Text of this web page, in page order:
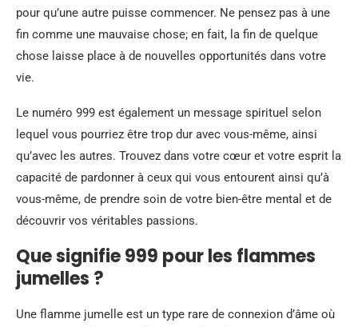
pour qu’une autre puisse commencer. Ne pensez pas à une
fin comme une mauvaise chose; en fait, la fin de quelque
chose laisse place à de nouvelles opportunités dans votre
vie.
Le numéro 999 est également un message spirituel selon
lequel vous pourriez être trop dur avec vous-même, ainsi
qu’avec les autres. Trouvez dans votre cœur et votre esprit la
capacité de pardonner à ceux qui vous entourent ainsi qu’à
vous-même, de prendre soin de votre bien-être mental et de
découvrir vos véritables passions.
Que signifie 999 pour les flammes
jumelles ?
Une flamme jumelle est un type rare de connexion d’âme où